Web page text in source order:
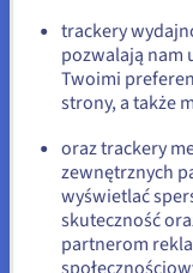
danych
Poza zrozumieniem
działaniu ujawnia
nie tylko
zmiany i oferują
Go to Stany
Pozostań na
Wybierz inną
trackery
pozwalają nam
Twoimi
strony, a także
oraz trackery
zewnętrznych
wyświetlać
skuteczność
partnerom